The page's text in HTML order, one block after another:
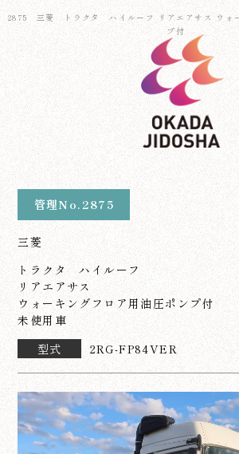
2875 三菱 トラクタ ハイルーフ リアエアサス ウォ
プ付
管理No.2875
三菱
トラクタ ハイルーフ
リアエアサス
ウォーキングフロア用油圧ポンプ付
未使用車
型式
2RG-FP84VER